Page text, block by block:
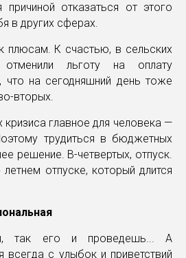
причиной отказаться от этого
в других сферах.
плюсам. К счастью, в сельских
льготу на оплату
что на сегодняшний день тоже
вторых.
кризиса главное для человека —
трудиться в бюджетных
решение. В-четвертых, отпуск.
отпуске, который длится
так его и проведешь... А
всегда с улыбок и приветствий